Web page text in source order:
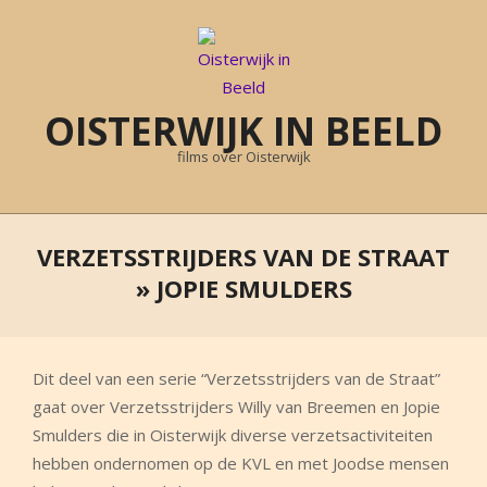
OISTERWIJK IN BEELD
films over Oisterwijk
Primary
VERZETSSTRIJDERS VAN DE STRAAT
» JOPIE SMULDERS
Dit deel van een serie “Verzetsstrijders van de Straat”
gaat over Verzetsstrijders Willy van Breemen en Jopie
Smulders die in Oisterwijk diverse verzetsactiviteiten
hebben ondernomen op de KVL en met Joodse mensen